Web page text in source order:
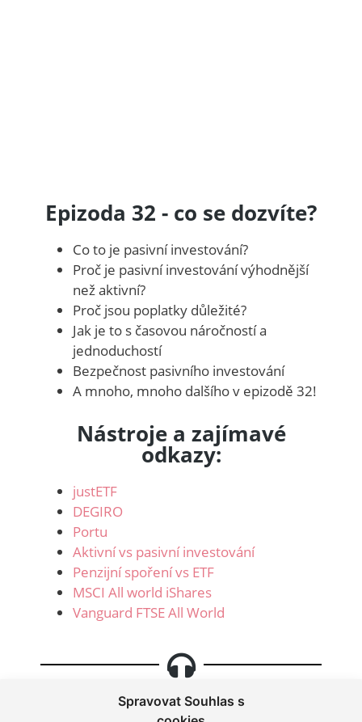
Spravovat Souhlas s
Epizoda 32 - co se dozvíte?
Co to je pasivní investování?
Proč je pasivní investování výhodnější
než aktivní?
Proč jsou poplatky důležité?
Jak je to s časovou náročností a
jednoduchostí
Bezpečnost pasivního investování
A mnoho, mnoho dalšího v epizodě 32!
Nástroje a zajímavé
odkazy:
justETF
DEGIRO
Portu
Aktivní vs pasivní investování
Penzijní spoření vs ETF
MSCI All world iShares
Vanguard FTSE All World